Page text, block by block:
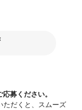
ト♪
募ください。
ただくと、スムーズ